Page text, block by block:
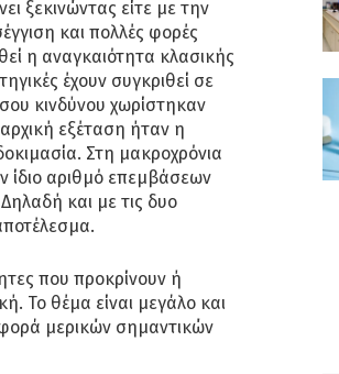
ξεκινώντας είτε με την
και πολλές φορές
η αναγκαιότητα κλασικής
έχουν συγκριθεί σε
κινδύνου χωρίστηκαν
εξέταση ήταν η
Στη μακροχρόνια
ίδιο αριθμό επεμβάσεων
και με τις δυο
που προκρίνουν ή
Το θέμα είναι μεγάλο και
μερικών σημαντικών